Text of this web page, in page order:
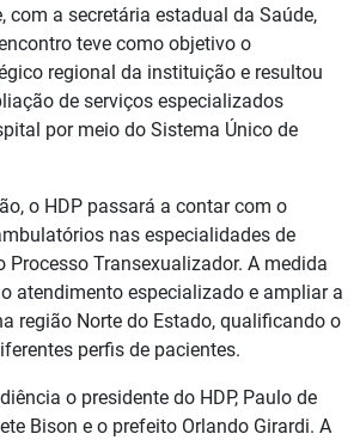
com a secretária estadual da Saúde,
teve como objetivo o
regional da instituição e resultou
de serviços especializados
por meio do Sistema Único de
o HDP passará a contar com o
nas especialidades de
Processo Transexualizador. A medida
atendimento especializado e ampliar a
região Norte do Estado, qualificando o
perfis de pacientes.
o presidente do HDP, Paulo de
Bison e o prefeito Orlando Girardi. A